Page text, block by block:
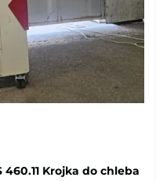
460.11 Krojka do chleba